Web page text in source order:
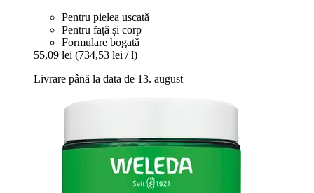
Pentru pielea uscată
Pentru față și corp
Formulare bogată
55,09 lei (734,53 lei / l)
Livrare până la data de 13. august